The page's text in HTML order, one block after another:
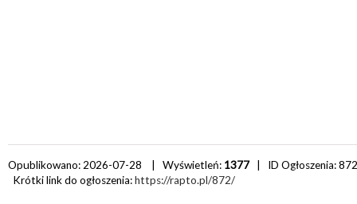
Opublikowano: 2026-07-28 | Wyświetleń: 1377| ID Ogłoszenia:872
Krótki link do ogłoszenia:https://rapto.pl/872/